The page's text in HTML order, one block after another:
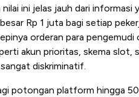
ini jelas jauh dari
Rp 1 juta bagi setiap
orderan para
akun prioritas, skema slot,
diskriminatif.
potongan platform hingga